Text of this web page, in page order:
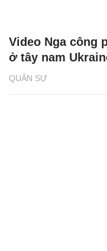
QUÂN SỰ
Video Nga công
ở tây nam